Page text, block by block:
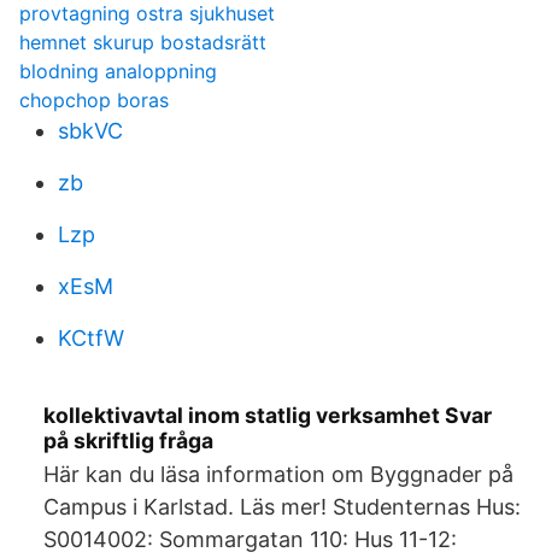
provtagning ostra sjukhuset
hemnet skurup bostadsrätt
blodning analoppning
chopchop boras
sbkVC
zb
Lzp
xEsM
KCtfW
kollektivavtal inom statlig verksamhet Svar
på skriftlig fråga
Här kan du läsa information om Byggnader på
Campus i Karlstad. Läs mer! Studenternas Hus:
S0014002: Sommargatan 110: Hus 11-12: